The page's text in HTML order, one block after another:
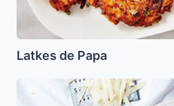
Latkes de Papa